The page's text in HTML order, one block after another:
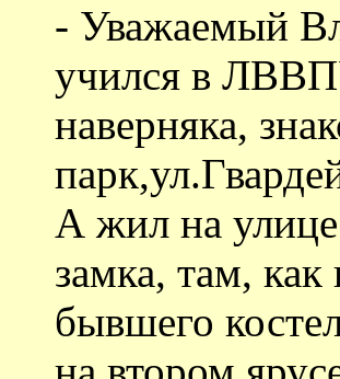
- Уважаемый
учился в
наверняка,
А жил на
замка, там,
бывшего